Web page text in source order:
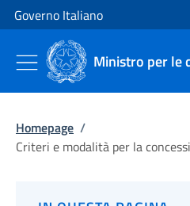
Vai al contenuto
Vai alla navigazione del sito
Governo Italiano
Ministro per le
Homepage /
Criteri e modalità per la